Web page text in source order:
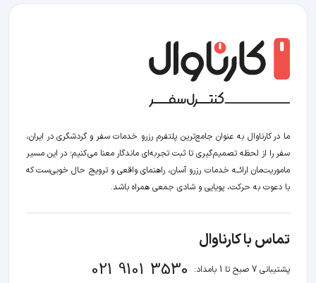
ما در کارناوال به عنوان جامع‌ترین پلتفرم رزرو خدمات سفر و گردشگری در ایران،
سفر را از لحظه‌ تصمیم‌گیری تا ثبت تجربه‌ای ماندگار معنا می‌کنیم؛ در این مسیر‍
ماموریت‌مان اراﺋــﻪ خدمات رزرو آسان، راهنمای واقعی و ترویج حال خوبی‌ست که
با دعوت به حرکت، پویایی و شادی جمعی همراه باشد.
تماس با کارناوال
پشتیبانی 7 صبح تا 1 بامداد: 021 9101 3530